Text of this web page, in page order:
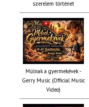
szerelem történet
Múlnak a gyermekévek -
Gerry Music (Official Music
Video)